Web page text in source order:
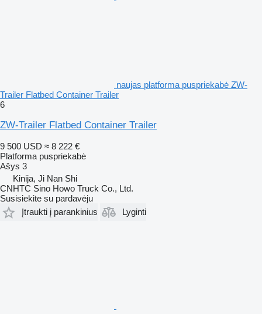
naujas platforma puspriekabė ZW-
Trailer Flatbed Container Trailer
6
ZW-Trailer Flatbed Container Trailer
9 500 USD ≈ 8 222 €
Platforma puspriekabė
Ašys 3
Kinija, Ji Nan Shi
CNHTC Sino Howo Truck Co., Ltd.
Susisiekite su pardavėju
Įtraukti į parankinius
Lyginti